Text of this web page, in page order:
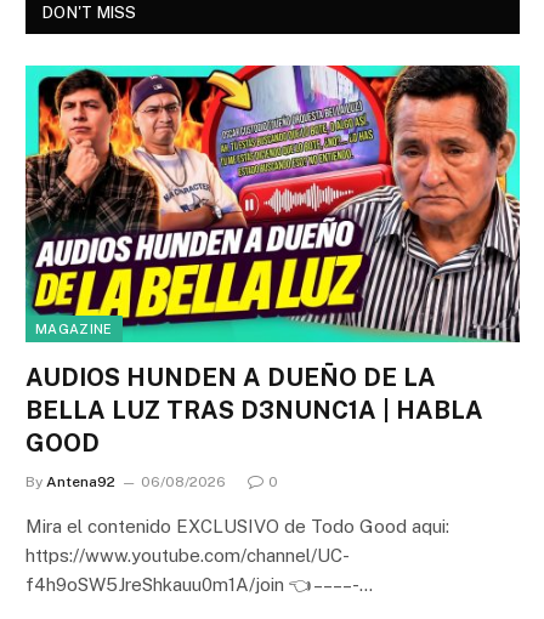
DON'T MISS
MAGAZINE
AUDIOS HUNDEN A DUEÑO DE LA
BELLA LUZ TRAS D3NUNC1A | HABLA
GOOD
By Antena92 06/08/2026 0
Mira el contenido EXCLUSIVO de Todo Good aqui:
https://www.youtube.com/channel/UC-
f4h9oSW5JreShkauu0m1A/join 👈 – – – – -…